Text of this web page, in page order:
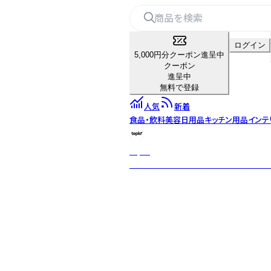
5,000円分クーポン進呈中
クーポン
進呈中
無料で登録
ログイン
人気
新着
食品・飲料美容日用品キッチン用品イン